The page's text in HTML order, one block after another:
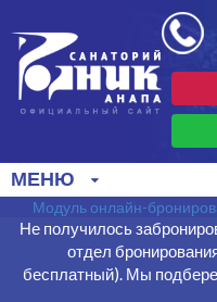
МЕНЮ
Модуль онлайн-
Не получилось
отдел
бесплатный). Мы